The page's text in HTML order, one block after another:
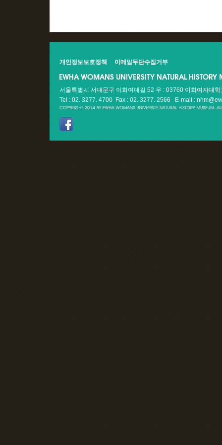
개인정보보호정책 이메일무단수집거부
서울특별시 서대문구 이화여대길 52 우 : 03760 이화여자대
Tel : 02. 3277. 4700 Fax : 02. 3277. 2566
E-mail :